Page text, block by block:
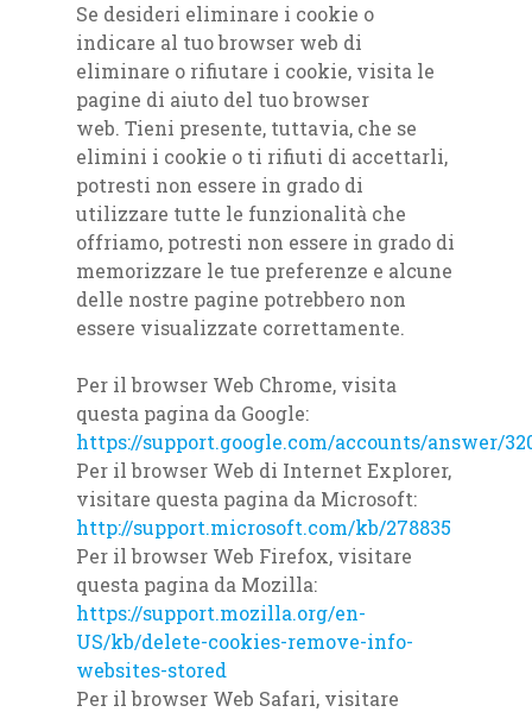
Se desideri eliminare i cookie o
indicare al tuo browser web di
eliminare o rifiutare i cookie, visita le
pagine di aiuto del tuo browser
web. Tieni presente, tuttavia, che se
elimini i cookie o ti rifiuti di accettarli,
potresti non essere in grado di
utilizzare tutte le funzionalità che
offriamo, potresti non essere in grado di
memorizzare le tue preferenze e alcune
delle nostre pagine potrebbero non
essere visualizzate correttamente.
Per il browser Web Chrome, visita
questa pagina da Google:
https://support.google.com/accounts/answer/
Per il browser Web di Internet Explorer,
visitare questa pagina da Microsoft:
http://support.microsoft.com/kb/278835
Per il browser Web Firefox, visitare
questa pagina da Mozilla:
https://support.mozilla.org/en-
US/kb/delete-cookies-remove-info-
websites-stored
Per il browser Web Safari, visitare